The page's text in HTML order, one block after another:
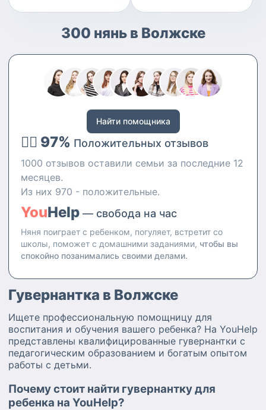
300 нянь в Волжске
Найти помощника
👍🏻 97% Положительных отзывов
1000 отзывов оставили семьи за последние 12
месяцев.
Из них 970 - положительные.
YouHelp — свобода на час
Няня поиграет с ребенком, погуляет, встретит со
школы, поможет с домашними заданиями, чтобы вы
спокойно позанимались своими делами.
Гувернантка в Волжске
Ищете профессиональную помощницу для
воспитания и обучения вашего ребенка? На YouHelp
представлены квалифицированные гувернантки с
педагогическим образованием и богатым опытом
работы с детьми.
Почему стоит найти гувернантку для
ребенка на YouHelp?